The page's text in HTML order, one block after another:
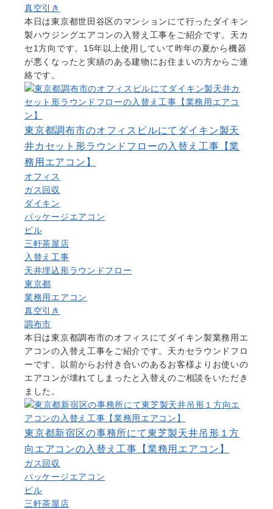
真空引き
本日は東京都世田谷区のマンションにて行ったダイキン
製ハウジングエアコンの入替え工事をご紹介です。天カ
セ1方向です。15年以上使用していて昨年の夏から機器
が悪くなったと実績のある建物にお住まいの方からご連
絡です。
東京都調布市のオフィスビルにてダイキン製天
井カセット形ラウンドフローの入替え工事【業
務用エアコン】
オフィス
ガス回収
ダイキン
パッケージエアコン
ビル
三軒茶屋店
入替え工事
天井埋込形ラウンドフロー
東京都
業務用エアコン
真空引き
調布市
本日は東京都調布市のオフィスにてダイキン製業務用エ
アコンの入替え工事をご紹介です。天カセラウンドフロ
ーです。以前からお付き合いのあるお客様よりお使いの
エアコンが壊れてしまったと入替えのご相談をいただき
ました。
東京都新宿区の事務所にて東芝製天井吊形１方
向エアコンの入替え工事【業務用エアコン】
ガス回収
パッケージエアコン
ビル
三軒茶屋店